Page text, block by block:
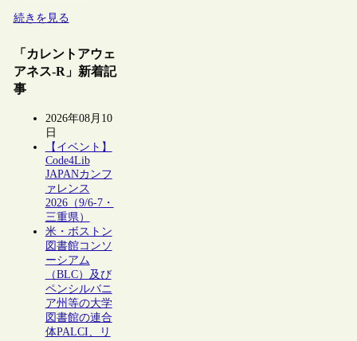
続きを見る
「カレントアウェ
アネス-R」新着記
事
2026年08月10
日
【イベント】
Code4Lib
JAPANカンフ
ァレンス
2026（9/6-7・
三重県）
米・ボストン
図書館コンソ
ーシアム
（BLC）及び
ペンシルバニ
ア州等の大学
図書館の連合
体PALCI、リ